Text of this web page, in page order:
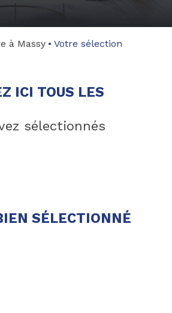
à Massy Votre sélection
ICI TOUS LES
sélectionnés
SÉLECTIONNÉ